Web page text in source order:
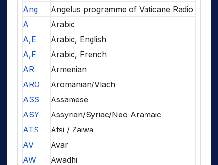
Ang
Angelus programme of Vaticane Radio
A
Arabic
A,E
Arabic, English
A,F
Arabic, French
AR
Armenian
ARO
Aromanian/Vlach
ASS
Assamese
ASY
Assyrian/Syriac/Neo-Aramaic
ATS
Atsi / Zaiwa
AV
Avar
AW
Awadhi